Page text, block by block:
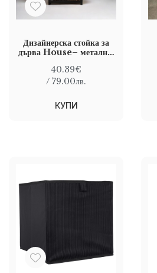
Дизайнерска стойка за
дърва House– метална,
40.39€
/ 79.00лв.
КУПИ